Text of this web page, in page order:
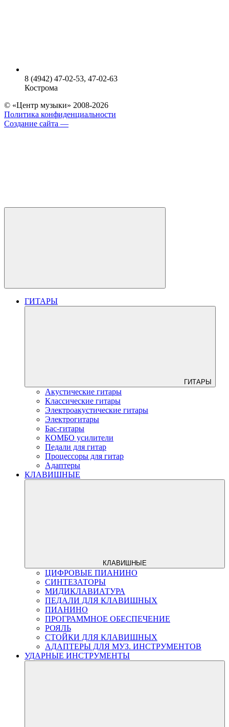
8 (4942) 47-02-53, 47-02-63
Кострома
© «Центр музыки» 2008-2026
Политика конфиденциальности
Создание сайта —
ГИТАРЫ
ГИТАРЫ
Акустические гитары
Классические гитары
Электроакустические гитары
Электрогитары
Бас-гитары
КОМБО усилители
Педали для гитар
Процессоры для гитар
Адаптеры
КЛАВИШНЫЕ
КЛАВИШНЫЕ
ЦИФРОВЫЕ ПИАНИНО
СИНТЕЗАТОРЫ
МИДИКЛАВИАТУРА
ПЕДАЛИ ДЛЯ КЛАВИШНЫХ
ПИАНИНО
ПРОГРАММНОЕ ОБЕСПЕЧЕНИЕ
РОЯЛЬ
СТОЙКИ ДЛЯ КЛАВИШНЫХ
АДАПТЕРЫ ДЛЯ МУЗ. ИНСТРУМЕНТОВ
УДАРНЫЕ ИНСТРУМЕНТЫ